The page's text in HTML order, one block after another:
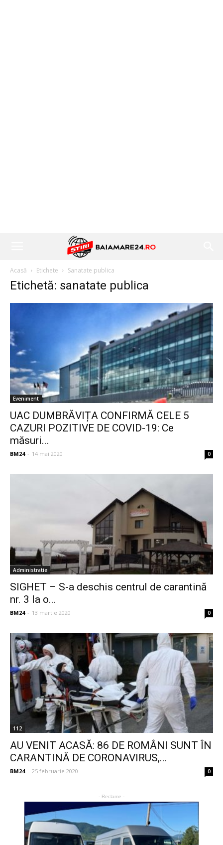
Acasă Etichete Sanatate publica
Etichetă: sanatate publica
Eveniment
UAC DUMBRĂVIȚA CONFIRMĂ CELE 5
CAZURI POZITIVE DE COVID-19: Ce
măsuri...
BM24 - 14 mai 2020 0
Administratie
SIGHET – S-a deschis centrul de carantină
nr. 3 la o...
BM24 - 13 martie 2020 0
112
AU VENIT ACASĂ: 86 DE ROMÂNI SUNT ÎN
CARANTINĂ DE CORONAVIRUS,...
BM24 - 25 februarie 2020 0
- Reclame -